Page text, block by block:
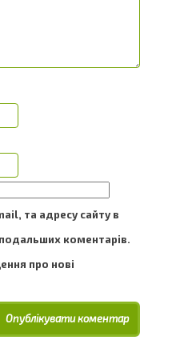
та адресу сайту в
коментарів.
про нові